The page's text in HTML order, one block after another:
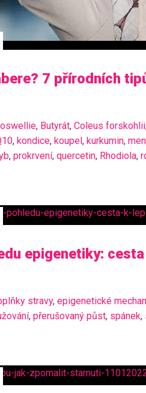
7 přírodních
, Butyrát, Coleus forskohlii
, kondice, koupel, kurkumin,
, prokrvení, quercetin, Rhodiola,
epigenetiky:
stravy, epigenetické
, přerušovaný půst, spánek,